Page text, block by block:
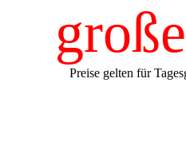
Preise gelten für